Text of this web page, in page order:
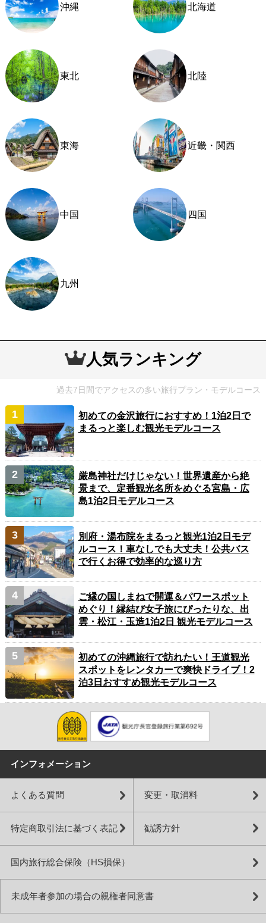
沖縄 北海道
東北 北陸
東海 近畿・関西
中国 四国
九州
人気ランキング
過去7日間でアクセスの多い旅行プラン・モデルコース
初めての金沢旅行におすすめ！1泊2日で
まるっと楽しむ観光モデルコース
厳島神社だけじゃない！世界遺産から絶
景まで、定番観光名所をめぐる宮島・広
島1泊2日モデルコース
別府・湯布院をまるっと観光1泊2日モデ
ルコース！車なしでも大丈夫！公共バス
で行くお得で効率的な巡り方
ご縁の国しまねで開運＆パワースポット
めぐり！縁結び女子旅にぴったりな、出
雲・松江・玉造1泊2日 観光モデルコース
初めての沖縄旅行で訪れたい！王道観光
スポットをレンタカーで爽快ドライブ！2
泊3日おすすめ観光モデルコース
インフォメーション
よくある質問 変更・取消料
特定商取引法に基づく表記 勧誘方針
国内旅行総合保険（HS損保）
未成年者参加の場合の親権者同意書